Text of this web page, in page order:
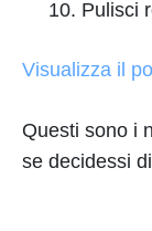
Pulisci
Visualizza il
Questi sono i
se decidessi